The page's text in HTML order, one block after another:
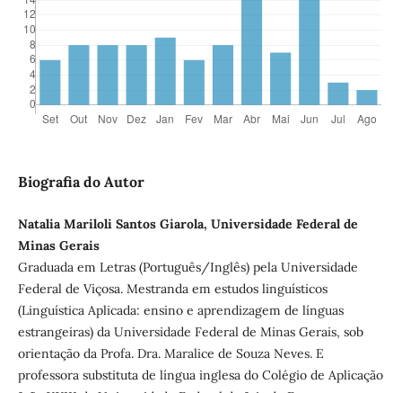
Biografia do Autor
Natalia Mariloli Santos Giarola, Universidade Federal de
Minas Gerais
Graduada em Letras (Português/Inglês) pela Universidade
Federal de Viçosa. Mestranda em estudos linguísticos
(Linguística Aplicada: ensino e aprendizagem de línguas
estrangeiras) da Universidade Federal de Minas Gerais, sob
orientação da Profa. Dra. Maralice de Souza Neves. E
professora substituta de língua inglesa do Colégio de Aplicação